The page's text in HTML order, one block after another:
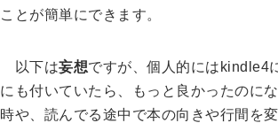
ことが簡単にできます。
以下は妄想ですが、個人的にはkindle4
にも付いていたら、もっと良かったのに
時や、読んでる途中で本の向きや行間を